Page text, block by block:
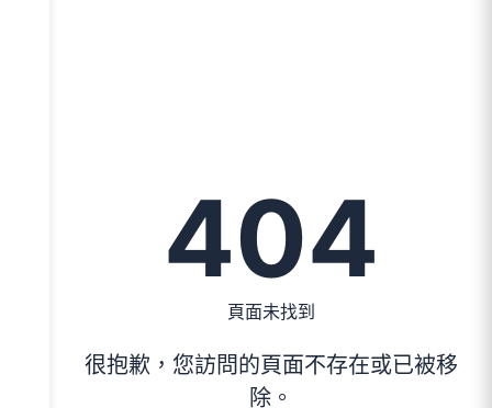
404
頁面未找到
很抱歉，您訪問的頁面不存在或已被移
除。